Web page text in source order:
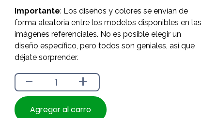
Importante: Los diseños y colores se envían de
forma aleatoria entre los modelos disponibles en las
imágenes referenciales. No es posible elegir un
diseño específico, pero todos son geniales, así que
déjate sorprender.
- +
Agregar al carro